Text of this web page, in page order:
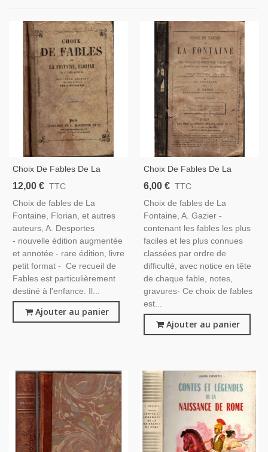
Choix De Fables De La
Fontaine, Florian Et Autres
Littérature XVIIe S.,
Littérature Jeunesse,
12,00 € TTC
Choix de fables de La
Fontaine, Florian, et autres
auteurs, A. Desportes
- nouvelle édition augmentée
et annotée - rare édition, livre
petit format - Ce recueil de
Fables est particulièrement
destiné à l'enfance. Il...
Ajouter au panier
Choix De Fables De La
Fontaine, Gazier, 1890 -,
Littérature Jeunesse,
6,00 € TTC
Choix de fables de La
Fontaine, A. Gazier -
contenant les fables les plus
faciles et les plus connues
classées par ordre de
difficulté, avec notice en tête
de chaque fable, notes,
gravures- Ce choix de fables
est...
Ajouter au panier